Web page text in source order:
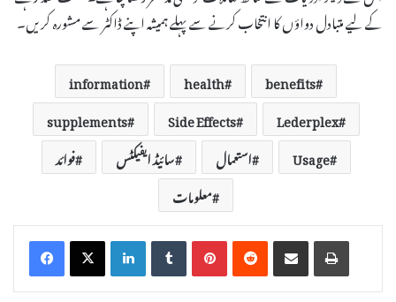
کے لیے متبادل دواؤں کا انتخاب کرنے سے پہلے ہمیشہ اپنے ڈاکٹر سے مشورہ کریں۔
benefits
health
information
Lederplex
Side Effects
supplements
Usage
استعمال سائیڈ ایفیکٹس
فوائد
معلومات
LinkedInTumblrPinterestReddit Share via Email Print